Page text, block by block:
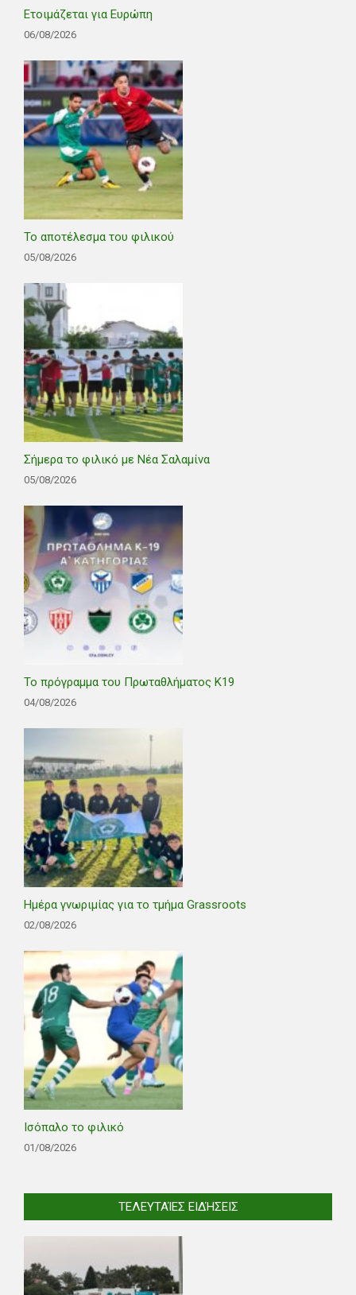
Ετοιμάζεται για Ευρώπη
06/08/2026
Το αποτέλεσμα του φιλικού
05/08/2026
Σήμερα το φιλικό με Νέα Σαλαμίνα
05/08/2026
Το πρόγραμμα του Πρωταθλήματος Κ19
04/08/2026
Ημέρα γνωριμίας για το τμήμα Grassroots
02/08/2026
Ισόπαλο το φιλικό
01/08/2026
ΤΕΛΕΥΤΑΊΕΣ ΕΙΔΉΣΕΙΣ